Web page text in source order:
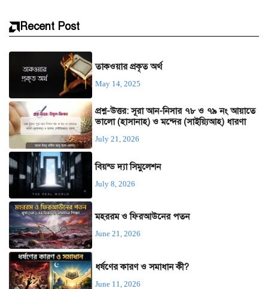
Recent Post
তাকওয়ার প্রকৃত অর্থ
May 14, 2025
প্রশ্ন-উত্তর: সূরা আন-নিসার ৭৮ ও ৭৯ নং আয়াতে
ভালো (হাসানাহ) ও মন্দের (সাইয়্যিআহ) ধারণা
July 21, 2026
বিয়ন্ড দ্যা সিমুলেশন
July 8, 2026
মহররম ও ফিরআউনের পতন
June 21, 2026
ধর্ষণের কারণ ও সমাধান কী?
June 11, 2026